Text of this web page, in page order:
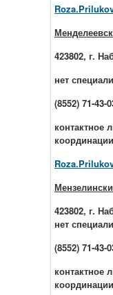
423802, г.
нет
(8552) 71-43-
контактное
423802, г.
нет
(8552) 71-43-
контактное